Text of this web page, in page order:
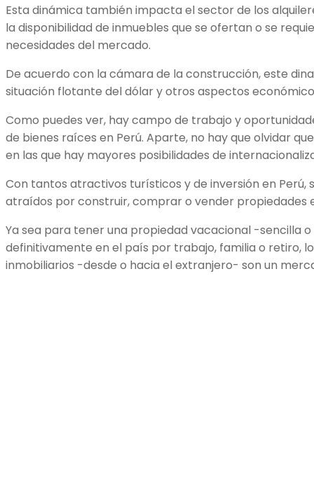
Esta dinámica también impacta el sector de los
la disponibilidad de inmuebles que se ofertan o se
necesidades del mercado.
De acuerdo con la cámara de la construcción, este
situación flotante del dólar y otros aspectos
Como puedes ver, hay campo de trabajo y
de bienes raíces en Perú. Aparte, no hay que olvidar
en las que hay mayores posibilidades de
Con tantos atractivos turísticos y de inversión en Perú,
atraídos por construir, comprar o vender propiedades
Ya sea para tener una propiedad vacacional -sencilla
definitivamente en el país por trabajo, familia o retiro,
inmobiliarios -desde o hacia el extranjero- son un